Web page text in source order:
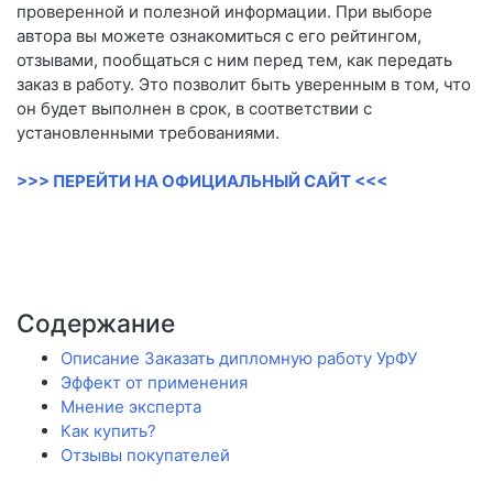
проверенной и полезной информации. При выборе
автора вы можете ознакомиться с его рейтингом,
отзывами, пообщаться с ним перед тем, как передать
заказ в работу. Это позволит быть уверенным в том, что
он будет выполнен в срок, в соответствии с
установленными требованиями.
>>> ПЕРЕЙТИ НА ОФИЦИАЛЬНЫЙ САЙТ <<<
Содержание
Описание Заказать дипломную работу УрФУ
Эффект от применения
Мнение эксперта
Как купить?
Отзывы покупателей